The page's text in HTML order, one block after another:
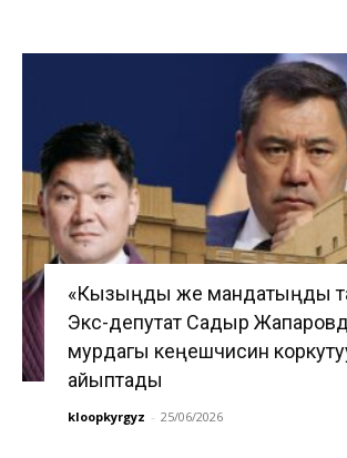
«Кызыңды же мандатыңды
Экс-депутат Садыр
мурдагы кеңешчисин
айыптады
kloopkyrgyz - 25/06/2026